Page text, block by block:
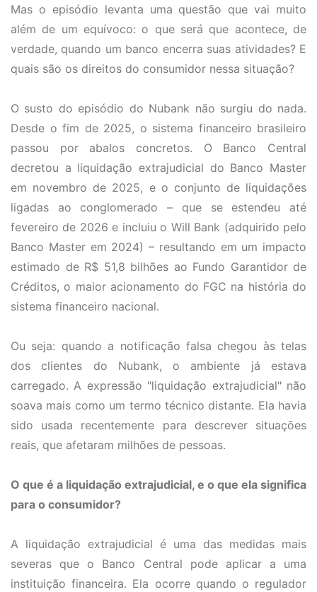
Mas o episódio levanta uma questão que vai muito
além de um equívoco: o que será que acontece, de
verdade, quando um banco encerra suas atividades? E
quais são os direitos do consumidor nessa situação?
O susto do episódio do Nubank não surgiu do nada.
Desde o fim de 2025, o sistema financeiro brasileiro
passou por abalos concretos. O Banco Central
decretou a liquidação extrajudicial do Banco Master
em novembro de 2025, e o conjunto de liquidações
ligadas ao conglomerado – que se estendeu até
fevereiro de 2026 e incluiu o Will Bank (adquirido pelo
Banco Master em 2024) – resultando em um impacto
estimado de R$ 51,8 bilhões ao Fundo Garantidor de
Créditos, o maior acionamento do FGC na história do
sistema financeiro nacional.
Ou seja: quando a notificação falsa chegou às telas
dos clientes do Nubank, o ambiente já estava
carregado. A expressão "liquidação extrajudicial" não
soava mais como um termo técnico distante. Ela havia
sido usada recentemente para descrever situações
reais, que afetaram milhões de pessoas.
O que é a liquidação extrajudicial, e o que ela significa
para o consumidor?
A liquidação extrajudicial é uma das medidas mais
severas que o Banco Central pode aplicar a uma
instituição financeira. Ela ocorre quando o regulador